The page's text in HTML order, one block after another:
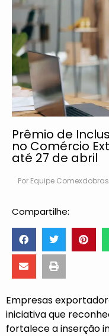
Prêmio de
no Comércio
até 27 de abril
Por Equipe
Compartilhe:
Empresas
iniciativa que
fortalece a inserção